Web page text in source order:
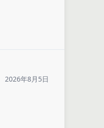
2026年8月5日